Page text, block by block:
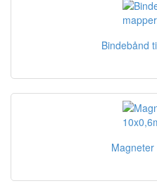
Bindebånd